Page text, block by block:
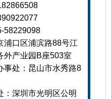
58229098
浦口区浦滨路88号江
外产业园B座503室
事处：昆山市水秀路8
：深圳市光明区公明